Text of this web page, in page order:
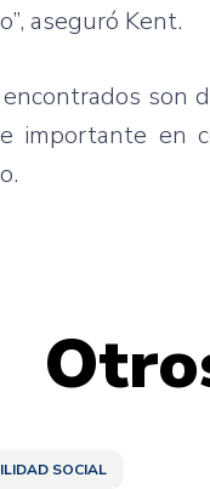
aseguró Kent.
son
importante en
SOCIAL